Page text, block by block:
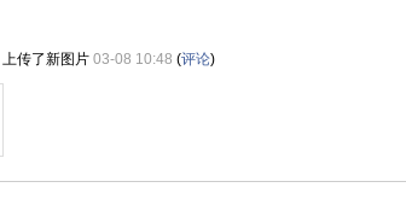
上传了新图片 03-08 10:48 (评论)